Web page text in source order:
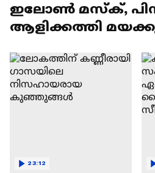
ഇലോൺ മസ്ക്,
ആളിക്കത്തി
23:12